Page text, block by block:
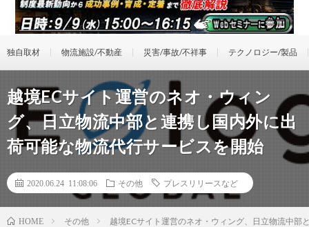
独自取材 物流施設/不動産 災害/事故/不祥事 テクノロジー/製品
越境ECサイト運営のネオ・ウィン
グ、日立物流中部と連携し国内外に出
荷可能な物流代行サービスを開始
2020.06.24 11:08:06 その他 プレスリリースなど
HOME その他 越境ECサイト運営のネオ・ウィング、日立物流中